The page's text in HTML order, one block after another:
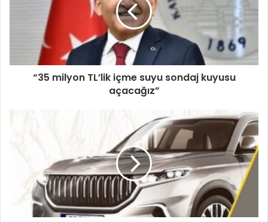
“35 milyon TL’lik içme suyu sondaj kuyusu
açacağız”